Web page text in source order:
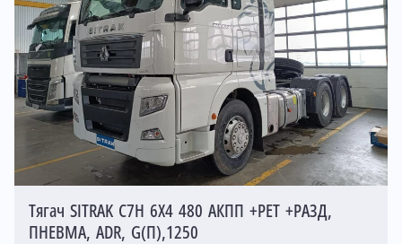
Тягач SITRAK C7H 6X4 480 АКПП +РЕТ +РАЗД,
ПНЕВМА, ADR, G(П),1250